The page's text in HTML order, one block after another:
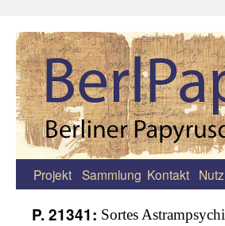
Zum
Projekt Sammlung Kontakt
P. 21341: Sortes Astrampsychi